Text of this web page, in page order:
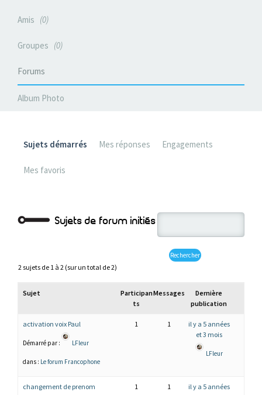
Amis 0
Groupes 0
Forums
Album Photo
Sujets démarrés Mes réponses Engagements
Mes favoris
Sujets de forum initiés
2 sujets de 1 à 2 (sur un total de 2)
Sujet
Participan
ts
Messages
Dernière
publication
activation voix Paul
Démarré par : LFleur
dans : Le forum Francophone
1 1
il y a 5 années
et 3 mois
LFleur
changement de prenom 1 1
il y a 5 années